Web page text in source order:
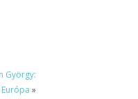
György:
»